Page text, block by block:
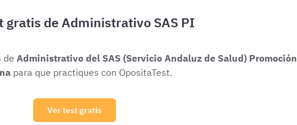
gratis de Administrativo SAS PI
de Administrativo del SAS (Servicio Andaluz de Salud) Promoción
para que practiques con OpositaTest.
Ver test gratis